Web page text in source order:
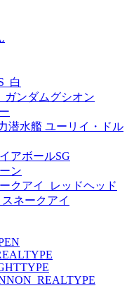
白
ガンダムグシオン
潜水艦 ユーリイ・ドル
アボールSG
ン
クアイ_レッドヘッド
ネークアイ